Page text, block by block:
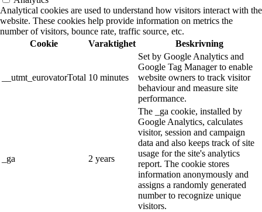
Analytical cookies are used to understand how visitors interact with the
website. These cookies help provide information on metrics the
number of visitors, bounce rate, traffic source, etc.
Cookie
Varaktighet Beskrivning
__utmt_eurovatorTotal 10 minutes
Set by Google Analytics and
Google Tag Manager to enable
website owners to track visitor
behaviour and measure site
performance.
_ga 2 years
The _ga cookie, installed by
Google Analytics, calculates
visitor, session and campaign
data and also keeps track of site
usage for the site's analytics
report. The cookie stores
information anonymously and
assigns a randomly generated
number to recognize unique
visitors.